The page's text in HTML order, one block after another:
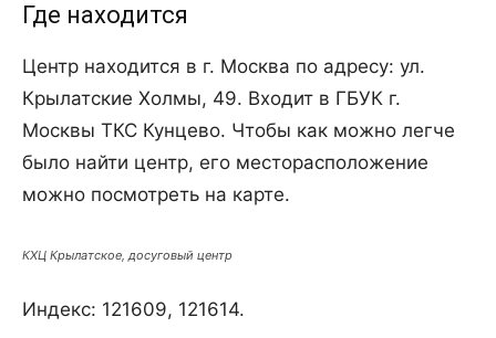
Где находится
Центр находится в г. Москва по адресу: ул.
Крылатские Холмы, 49. Входит в ГБУК г.
Москвы ТКС Кунцево. Чтобы как можно легче
было найти центр, его месторасположение
можно посмотреть на карте.
КХЦ Крылатское, досуговый центр
Индекс: 121609, 121614.